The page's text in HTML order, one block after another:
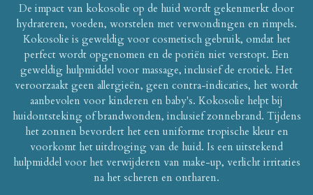
De impact van kokosolie op de huid wordt gekenmerkt door
hydrateren, voeden, worstelen met verwondingen en rimpels.
Kokosolie is geweldig voor cosmetisch gebruik, omdat het
perfect wordt opgenomen en de poriën niet verstopt. Een
geweldig hulpmiddel voor massage, inclusief de erotiek. Het
veroorzaakt geen allergieën, geen contra-indicaties, het wordt
aanbevolen voor kinderen en baby's. Kokosolie helpt bij
huidontsteking of brandwonden, inclusief zonnebrand. Tijdens
het zonnen bevordert het een uniforme tropische kleur en
voorkomt het uitdroging van de huid. Is een uitstekend
hulpmiddel voor het verwijderen van make-up, verlicht irritaties
na het scheren en ontharen.